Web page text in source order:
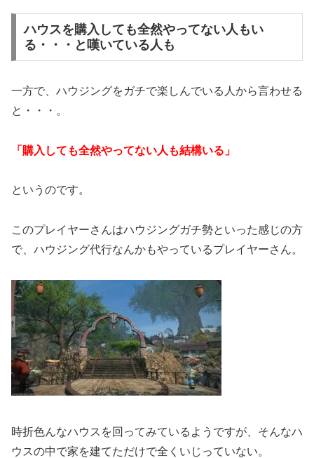
ハウスを購入しても全然やってない人もい
る・・・と嘆いている人も
一方で、ハウジングをガチで楽しんでいる人から言わせる
と・・・。
「購入しても全然やってない人も結構いる」
というのです。
このプレイヤーさんはハウジングガチ勢といった感じの方
で、ハウジング代行なんかもやっているプレイヤーさん。
時折色んなハウスを回ってみているようですが、そんなハ
ウスの中で家を建てただけで全くいじっていない。